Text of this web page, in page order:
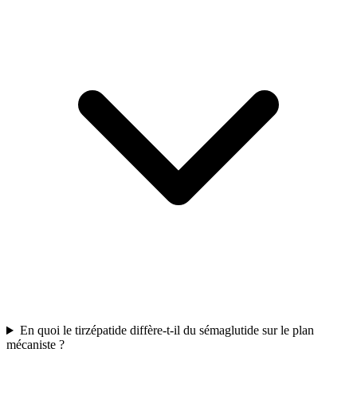
En quoi le tirzépatide diffère-t-il du sémaglutide sur le plan
mécaniste ?